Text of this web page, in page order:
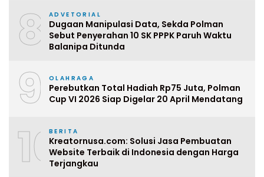
8 ADVETORIAL
Dugaan Manipulasi Data, Sekda Polman
Sebut Penyerahan 10 SK PPPK Paruh Waktu
Balanipa Ditunda
9 OLAHRAGA
Perebutkan Total Hadiah Rp75 Juta, Polman
Cup VI 2026 Siap Digelar 20 April Mendatang
10BERITA
Kreatornusa.com: Solusi Jasa Pembuatan
Website Terbaik di Indonesia dengan Harga
Terjangkau